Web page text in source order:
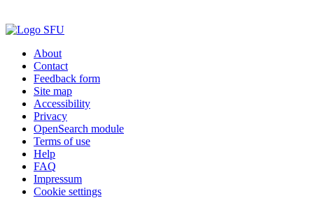
About
Contact
Feedback form
Site map
Accessibility
Privacy
OpenSearch module
Terms of use
Help
FAQ
Impressum
Cookie settings